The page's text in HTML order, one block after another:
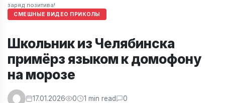
заряд позитива!
СМЕШНЫЕ ВИДЕО ПРИКОЛЫ
Школьник из Челябинска
примёрз языком к домофону
на морозе
17.01.2026 0 1 min read 0